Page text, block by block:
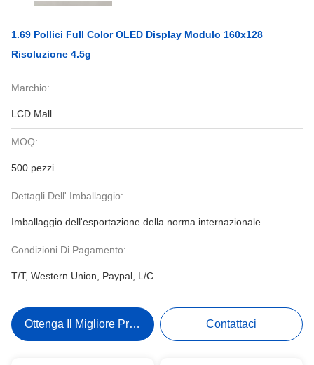
1.69 Pollici Full Color OLED Display Modulo 160x128
Risoluzione 4.5g
Marchio:
LCD Mall
MOQ:
500 pezzi
Dettagli Dell' Imballaggio:
Imballaggio dell'esportazione della norma internazionale
Condizioni Di Pagamento:
T/T, Western Union, Paypal, L/C
Ottenga Il Migliore Prezzo Contattaci